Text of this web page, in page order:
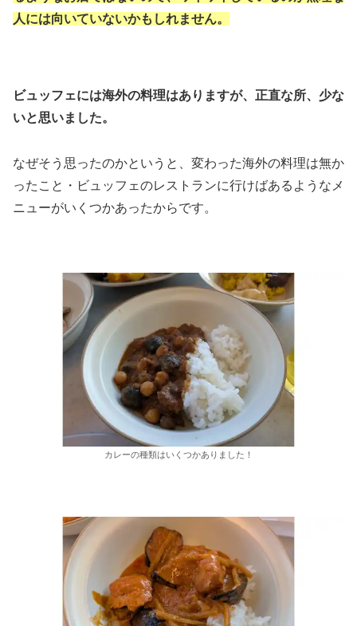
人には向いていないかもしれません。
ビュッフェには海外の料理はありますが、正直な所、少な
いと思いました。
なぜそう思ったのかというと、変わった海外の料理は無か
ったこと・ビュッフェのレストランに行けばあるようなメ
ニューがいくつかあったからです。
カレーの種類はいくつかありました！